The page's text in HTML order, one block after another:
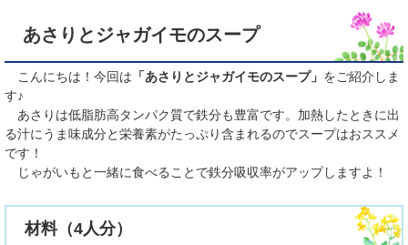
あさりとジャガイモのスープ
こんにちは！今回は 「あさりとジャガイモのスープ」 をご紹介しま
す♪
あさりは低脂肪高タンパク質で鉄分も豊富です。加熱したときに出
る汁にうま味成分と栄養素がたっぷり含まれるのでスープはおススメ
です！
じゃがいもと一緒に食べることで鉄分吸収率がアップしますよ！
材料（4人分）